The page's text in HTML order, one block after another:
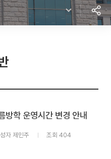
학 운영시간 변경 안내
자 제민주 조회 404